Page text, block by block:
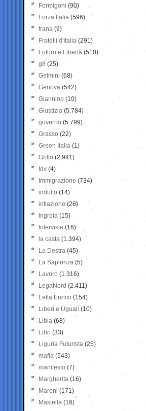
Formigoni (90)
Forza Italia (596)
frana (9)
Fratelli d'Italia (291)
Futuro e Libertà (510)
g8 (25)
Gelmini (68)
Genova (542)
Giannino (10)
Giustizia (5.784)
governo (5.799)
Grasso (22)
Green Italia (1)
Grillo (2.941)
Idv (4)
Immigrazione (734)
indulto (14)
inflazione (26)
Ingroia (15)
Interviste (16)
la casta (1.394)
La Destra (45)
La Sapienza (5)
Lavoro (1.316)
LegaNord (2.411)
Letta Enrico (154)
Liberi e Uguali (10)
Libia (68)
Libri (33)
Liguria Futurista (25)
mafia (543)
manifesto (7)
Margherita (16)
Maroni (171)
Mastella (16)